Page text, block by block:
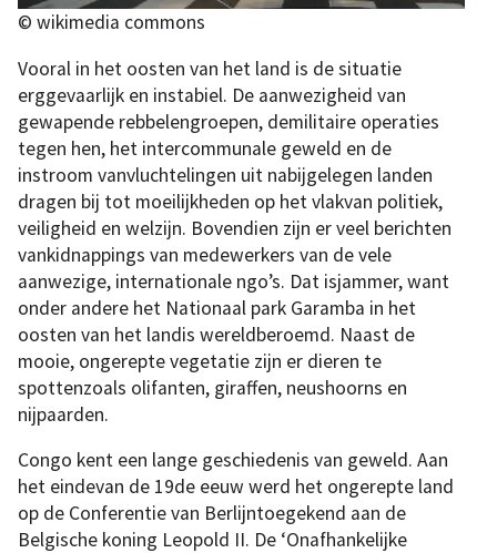
© wikimedia commons
Vooral in het oosten van het land is de situatie
erggevaarlijk en instabiel. De aanwezigheid van
gewapende rebbelengroepen, demilitaire operaties
tegen hen, het intercommunale geweld en de
instroom vanvluchtelingen uit nabijgelegen landen
dragen bij tot moeilijkheden op het vlakvan politiek,
veiligheid en welzijn. Bovendien zijn er veel berichten
vankidnappings van medewerkers van de vele
aanwezige, internationale ngo’s. Dat isjammer, want
onder andere het Nationaal park Garamba in het
oosten van het landis wereldberoemd. Naast de
mooie, ongerepte vegetatie zijn er dieren te
spottenzoals olifanten, giraffen, neushoorns en
nijpaarden.
Congo kent een lange geschiedenis van geweld. Aan
het eindevan de 19de eeuw werd het ongerepte land
op de Conferentie van Berlijntoegekend aan de
Belgische koning Leopold II. De ‘Onafhankelijke